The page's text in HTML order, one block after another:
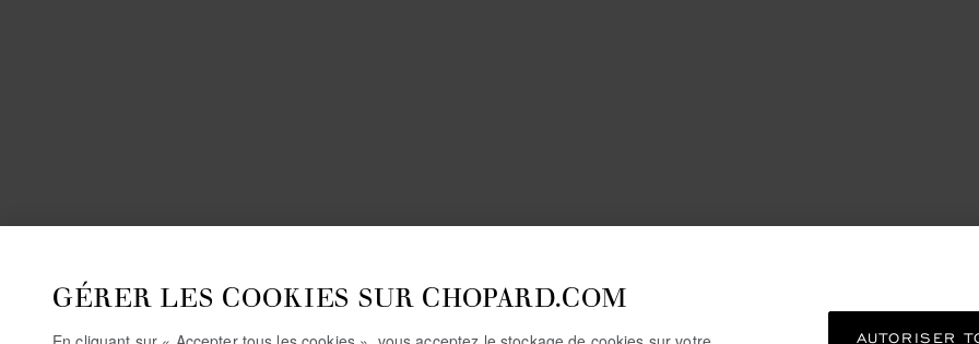
GÉRER LES COOKIES SUR CHOPARD.COM
AUTORISER